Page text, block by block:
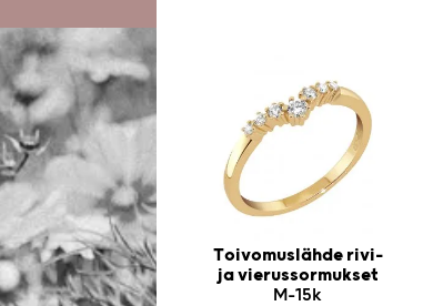
Toivomuslähde rivi-
ja vierussormukset
M-15k